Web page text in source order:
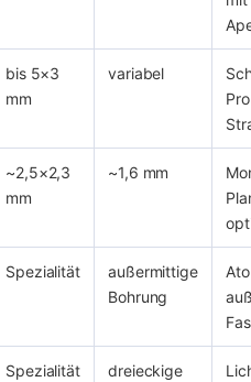
bis 5×3
mm
variabel
~2,5×2,3
mm
~1,6 mm
Spezialität
außermittige
Bohrung
Spezialität
dreieckige